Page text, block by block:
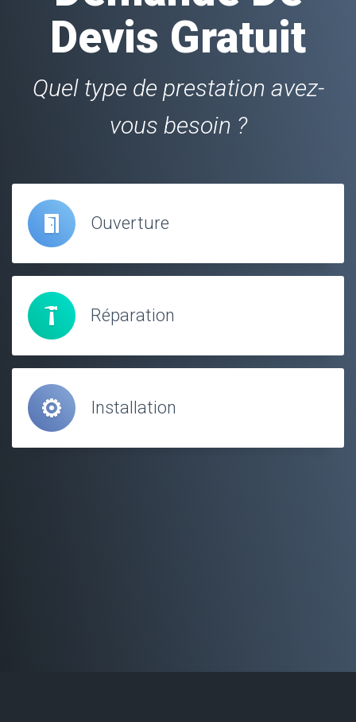
Devis Gratuit
Quel type de prestation avez-
vous besoin ?
Ouverture
Réparation
Installation